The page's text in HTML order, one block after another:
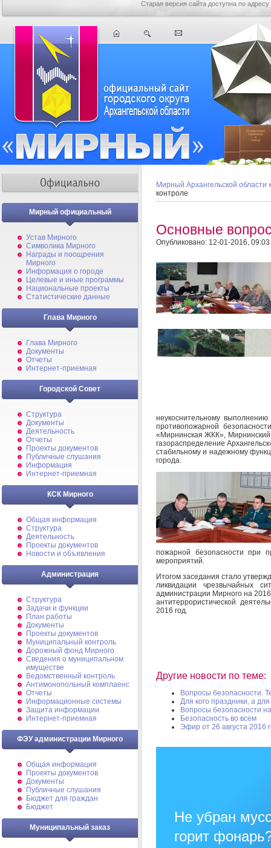
Старая версия сайта доступна по адресу
Мирный официальный
Устав Мирного
Символика Мирного
Награды и поощрения
Мирного
Информация о городе
Целевые и иные программы
Национальные проекты
Статистические данные
Глава Мирного
Глава Мирного
Документы
Отчеты
Интернет-приемная
Городской Совет
Структура
Документы
Деятельность
Отчеты
Проекты документов
Публичные слушания
Информация
Интернет-приемная
КСК Мирного
Общая информация
Структура
Деятельность
Проекты документов
Новости и объявления
Администрация
Структура
Задачи и функции
План работы
Документы
Проекты документов
Муниципальный контроль
Дорожный фонд Мирного
Cведения о муниципальном
имуществе
Ведомственный контроль
Антимонопольный комплаенс
Отчеты
Информационные системы
Защита информации
Интернет-приемная
ФЭУ администрации Мирного
Общая информация
Проекты документов
Документы
Публичные слушания
Бюджет для граждан
Бюджет
Муниципальный заказ
Мирный Архангельской области
контроле
Основные
Опубликовано: 12-01-2016, 09:03
неукоснительному
противопожарной
«Мирнинская ЖКК»,
газораспределение
стабильному и надежному
города.
пожарной безопасности при
мероприятий.
Итогом заседания стало
ликвидации чрезвычайных
администрации Мирного на
антитеррористической
2016 год.
Другие новости по теме:
Вопросы безопасности.
Для кого праздники, а
Вопросы безопасности
Безопасность во всем
Эфир от 26 августа 2016
Не убран
горит